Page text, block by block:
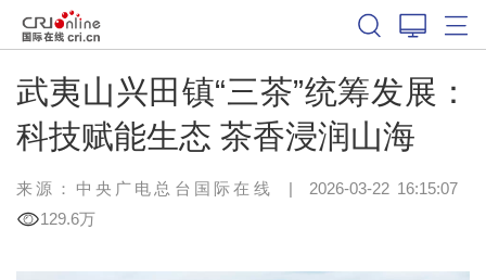
武夷山兴田镇“三茶”统筹发展：
科技赋能生态 茶香浸润山海
来源：中央广电总台国际在线 | 2026-03-22 16:15:07
129.6万